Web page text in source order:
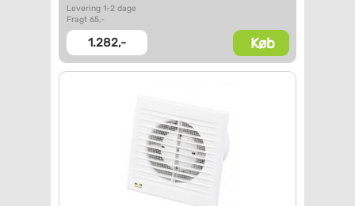
Levering 1-2 dage
Fragt 65,-
1.282,- Køb